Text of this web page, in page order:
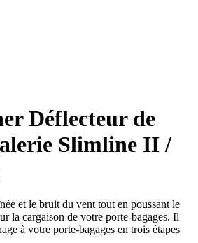
Déflecteur de
Slimline II /
et le bruit du vent tout en poussant le
la cargaison de votre porte-bagages. Il
à votre porte-bagages en trois étapes